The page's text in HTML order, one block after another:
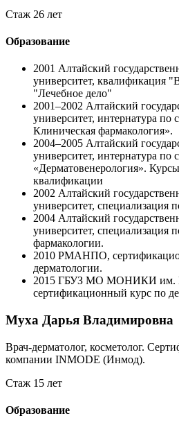
Стаж 26 лет
Образование
2001 Алтайский
университет, квалификация
"Лечебное дело"
2001–2002 Алтайский
университет, интернатура по
Клиническая фармакология».
2004–2005 Алтайский
университет, интернатура по
«Дерматовенерология».
квалификации
2002 Алтайский
университет, специализация
2004 Алтайский
университет, специализация
фармакологии.
2010 РМАНПО,
дерматологии.
2015 ГБУЗ МО МОНИКИ им.
сертификационный курс по
Муха Дарья Владимировна
Врач-дерматолог, косметолог.
компании INMODE (Инмод).
Стаж 15 лет
Образование